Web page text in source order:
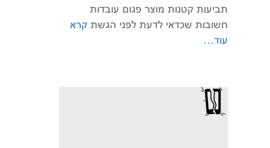
תביעות קטנות מוצר פגום עובדות
חשובות שכדאי לדעת לפני הגשת קרא
עוד…